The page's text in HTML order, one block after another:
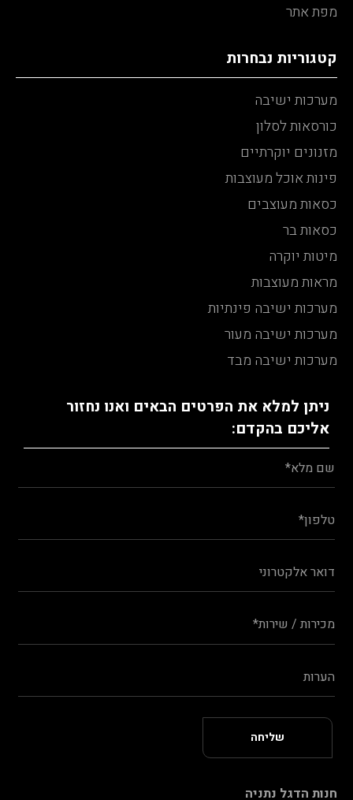
מפת אתר
קטגוריות נבחרות
מערכות ישיבה
כורסאות לסלון
מזנונים יוקרתיים
פינות אוכל מעוצבות
כסאות מעוצבים
כסאות בר
מיטות יוקרה
מראות מעוצבות
מערכות ישיבה פינתיות
מערכות ישיבה מעור
מערכות ישיבה מבד
ניתן למלא את הפרטים הבאים ואנו נחזור
אליכם בהקדם:
חנות הדגל נתניה